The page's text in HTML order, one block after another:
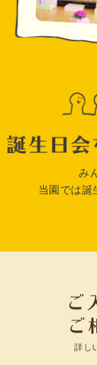
み
当園では誕
詳し